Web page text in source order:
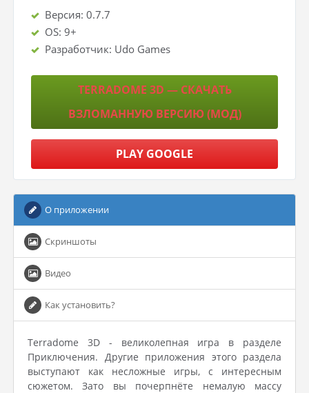
Версия: 0.7.7
OS: 9+
Разработчик: Udo Games
TERRADOME 3D — СКАЧАТЬ
ВЗЛОМАННУЮ ВЕРСИЮ (МОД)
PLAY GOOGLE
О приложении
Скриншоты
Видео
Как установить?
Terradome 3D - великолепная игра в разделе
Приключения. Другие приложения этого раздела
выступают как несложные игры, с интересным
сюжетом. Зато вы почерпнёте немалую массу